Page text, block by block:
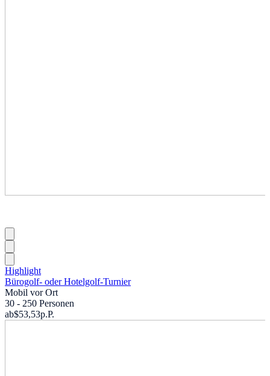
Highlight
Bürogolf- oder Hotelgolf-Turnier
Mobil vor Ort
30 - 250 Personen
ab$53,53p.P.